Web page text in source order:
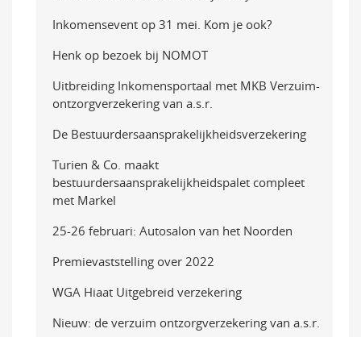
Inkomensevent op 31 mei. Kom je ook?
Henk op bezoek bij NOMOT
Uitbreiding Inkomensportaal met MKB Verzuim-
ontzorgverzekering van a.s.r.
De Bestuurdersaansprakelijkheidsverzekering
Turien & Co. maakt
bestuurdersaansprakelijkheidspalet compleet
met Markel
25-26 februari: Autosalon van het Noorden
Premievaststelling over 2022
WGA Hiaat Uitgebreid verzekering
Nieuw: de verzuim ontzorgverzekering van a.s.r.